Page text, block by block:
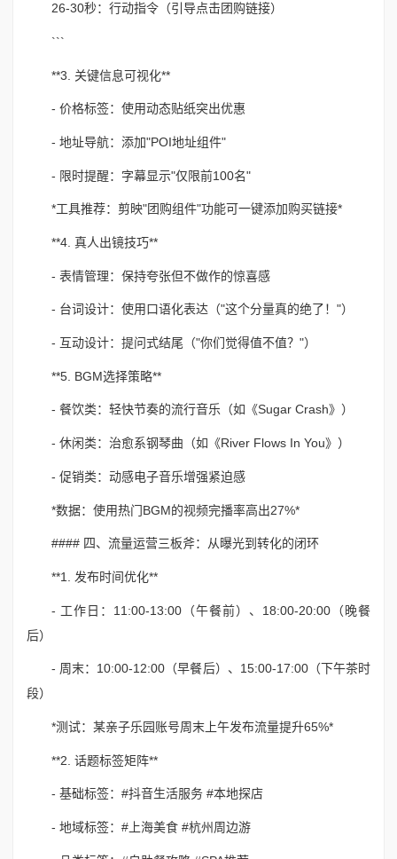
26-30秒：行动指令（引导点击团购链接）
```
**3. 关键信息可视化**
- 价格标签：使用动态贴纸突出优惠
- 地址导航：添加"POI地址组件"
- 限时提醒：字幕显示"仅限前100名"
*工具推荐：剪映"团购组件"功能可一键添加购买链接*
**4. 真人出镜技巧**
- 表情管理：保持夸张但不做作的惊喜感
- 台词设计：使用口语化表达（"这个分量真的绝了！"）
- 互动设计：提问式结尾（"你们觉得值不值？"）
**5. BGM选择策略**
- 餐饮类：轻快节奏的流行音乐（如《Sugar Crash》）
- 休闲类：治愈系钢琴曲（如《River Flows In You》）
- 促销类：动感电子音乐增强紧迫感
*数据：使用热门BGM的视频完播率高出27%*
#### 四、流量运营三板斧：从曝光到转化的闭环
**1. 发布时间优化**
- 工作日：11:00-13:00（午餐前）、18:00-20:00（晚餐
后）
- 周末：10:00-12:00（早餐后）、15:00-17:00（下午茶时
段）
*测试：某亲子乐园账号周末上午发布流量提升65%*
**2. 话题标签矩阵**
- 基础标签：#抖音生活服务 #本地探店
- 地域标签：#上海美食 #杭州周边游